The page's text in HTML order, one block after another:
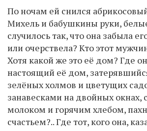
По ночам ей снился
Михель и бабушкины руки,
случилось так, что она забыла
или очерствела? Кто этот
Хотя какой же это её дом? Где
настоящий её дом,
зелёных холмов и цветущих
занавесками на двойных окнах,
молоком и горячим хлебом,
счастьем?.. Где тот, кого она,